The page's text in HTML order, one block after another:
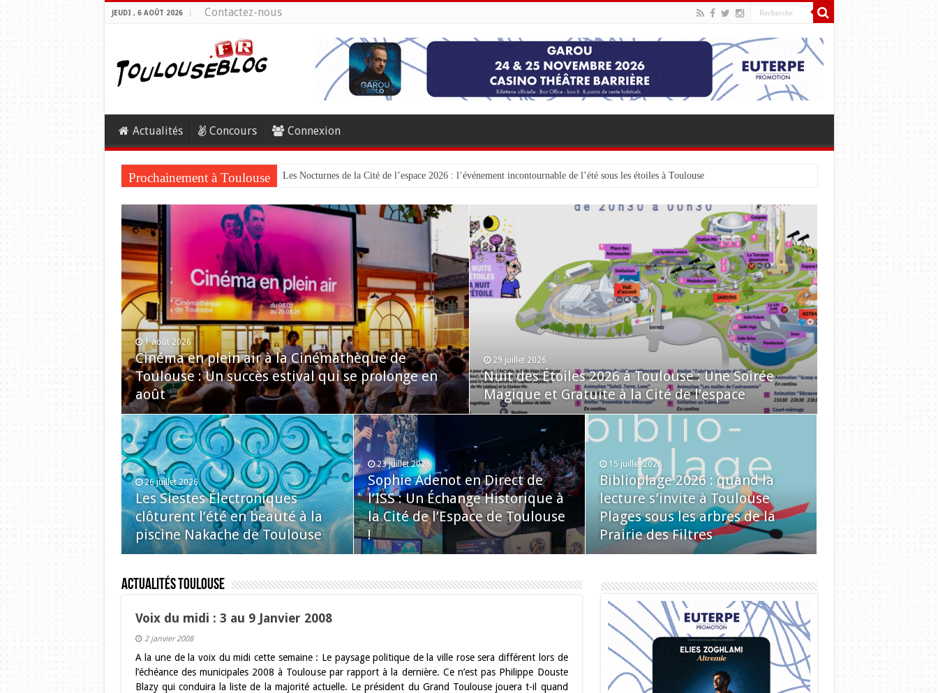
JEUDI , 6 AOÛT 2026 Contactez-nous
Actualités Concours Connexion
Prochainement à Toulouse Les Nocturnes de la Cité de l’espace 2026 : l’événement incontournable de l’été sous les étoiles à Toulouse
1 août 2026
Cinéma en plein air à la Cinémathèque de
Toulouse : Un succès estival qui se prolonge en
août
29 juillet 2026
Nuit des Étoiles 2026 à Toulouse : Une Soirée
Magique et Gratuite à la Cité de l’espace
26 juillet 2026
Les Siestes Électroniques
clôturent l’été en beauté à la
piscine Nakache de Toulouse
23 juillet 2026
Sophie Adenot en Direct de
l’ISS : Un Échange Historique à
la Cité de l’Espace de Toulouse
!
15 juillet 2026
Biblioplage 2026 : quand la
lecture s’invite à Toulouse
Plages sous les arbres de la
Prairie des Filtres
Actualités Toulouse
Voix du midi : 3 au 9 Janvier 2008
2 janvier 2008
A la une de la voix du midi cette semaine : Le paysage politique de la ville rose sera différent lors de
l’échéance des municipales 2008 à Toulouse par rapport à la dernière. Ce n’est pas Philippe Douste
Blazy qui conduira la liste de la majorité actuelle. Le président du Grand Toulouse jouera t-il quand